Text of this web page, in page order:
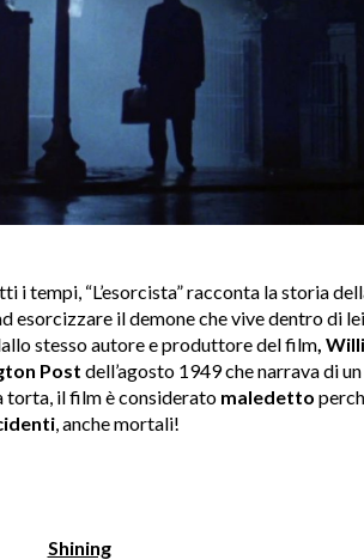
i tempi, “L’esorcista” racconta la storia
esorcizzare il demone che vive dentro di
stesso autore e produttore del film,
Post dell’agosto 1949 che narrava di
torta, il film è considerato maledetto
, anche mortali!
Shining